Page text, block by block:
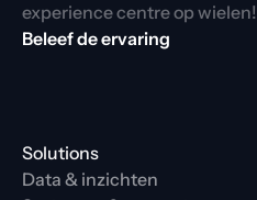
experience centre op wielen!
Beleef de ervaring
Solutions
Data & inzichten